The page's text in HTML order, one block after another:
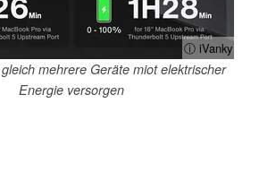
ⓘ iVanky
mehrere Geräte miot elektrischer
Energie versorgen